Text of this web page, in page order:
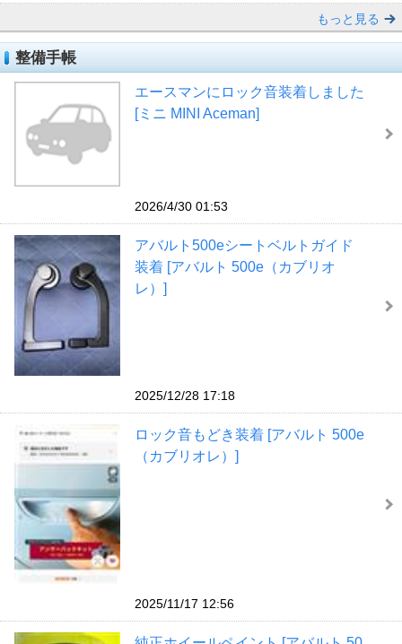
もっと見る
整備手帳
エースマンにロック音装着しました
[ミニ MINI Aceman]
2026/4/30 01:53
アバルト500eシートベルトガイド
装着 [アバルト 500e（カブリオ
レ）]
2025/12/28 17:18
ロック音もどき装着 [アバルト 500e
（カブリオレ）]
2025/11/17 12:56